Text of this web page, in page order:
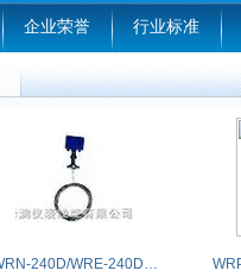
企业荣誉 行业标准
WRN-240D/WRE-240D/WRN-440D/WRE-440DWRN-240D/WRE-240D/WRN-440D/WRE-440D多点防爆热电偶